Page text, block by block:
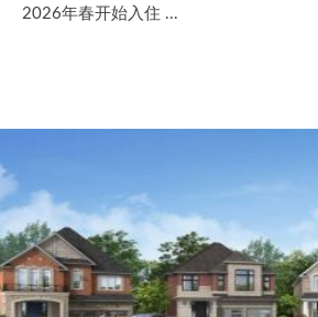
2026年春开始入住 ...